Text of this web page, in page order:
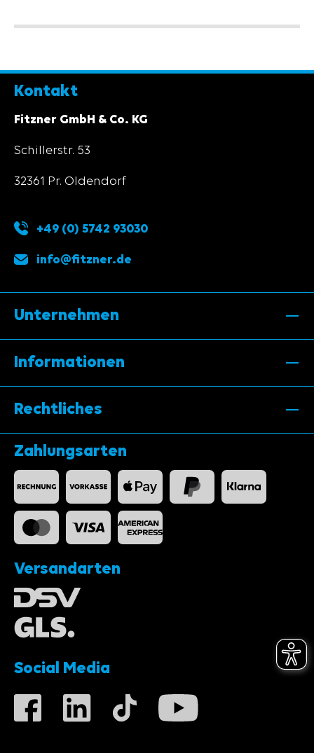
Kontakt
Fitzner GmbH & Co. KG
Schillerstr. 53
32361 Pr. Oldendorf
+49 (0) 5742 93030
info@fitzner.de
Unternehmen
Informationen
Rechtliches
Zahlungsarten
Versandarten
Social Media